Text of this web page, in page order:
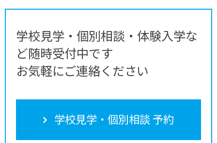
学校見学・個別相談・体験入学な
ど随時受付中です
お気軽にご連絡ください
学校見学・個別相談 予約